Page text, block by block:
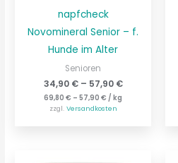
napfcheck
Novomineral Senior – f.
Hunde im Alter
Senioren
34,90 €– 57,90 €
69,80€ –57,90€ / kg
zzgl. Versandkosten